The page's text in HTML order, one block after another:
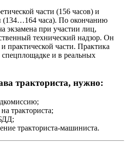
части (156 часов) и
(134…164 часа). По окончанию
экзамена при участии лиц,
технический надзор. Он
и практической части. Практика
спецплощадке и в реальных
тракториста, нужно:
тракториста;
тракториста-машиниста.